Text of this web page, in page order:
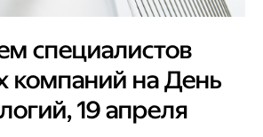
специалистов
компаний на День
19 апреля